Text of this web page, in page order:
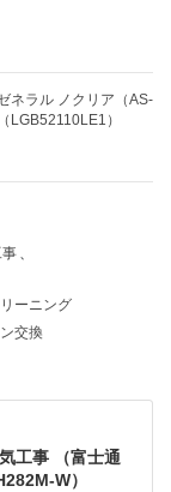
ネラル ノクリア（AS-
LGB52110LE1）
、
ーニング
交換
工事 （富士通
W）